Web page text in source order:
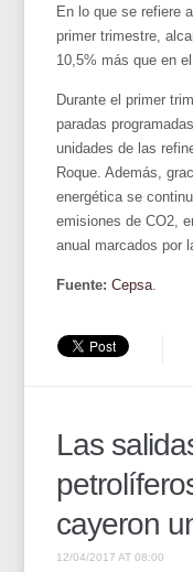
En lo que se refiere
primer trimestre,
10,5% más que en
Durante el primer
paradas
unidades de las
Roque. Además,
energética se
emisiones de CO2,
anual marcados por
Fuente: Cepsa
Las
cayeron
12/04/2017 AT 08:00